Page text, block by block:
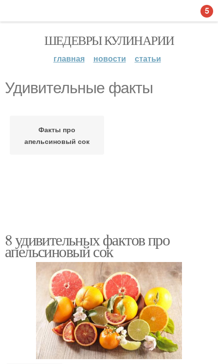
ШЕДЕВРЫ КУЛИНАРИИ
главная новости статьи
Удивительные факты
Факты про
апельсиновый сок
8 удивительных фактов про
апельсиновый сок
5